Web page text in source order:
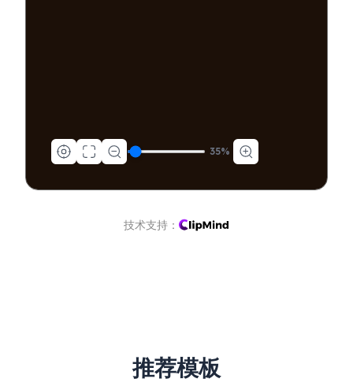
35%
技术支持：
推荐模板